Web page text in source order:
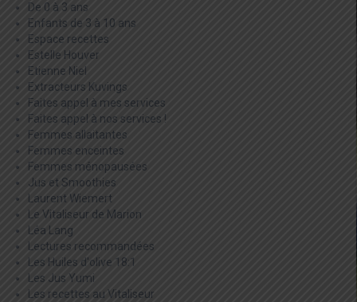
De 0 à 3 ans
Enfants de 3 à 10 ans
Espace recettes
Estelle Houver
Etienne Niel
Extracteurs Kuvings
Faites appel à mes services
Faites appel à nos services !
Femmes allaitantes
Femmes enceintes
Femmes ménopausées
Jus et Smoothies
Laurent Wiemert
Le Vitaliseur de Marion
Léa Lang
Lectures recommandées
Les Huiles d'olive 18:1
Les Jus Yumi
Les recettes au Vitaliseur